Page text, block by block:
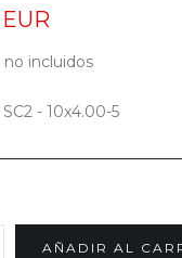
no incluidos
- 10x4.00-5